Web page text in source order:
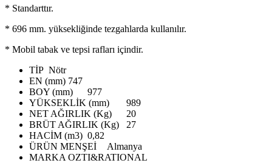
* Standarttır.
* 696 mm. yüksekliğinde tezgahlarda kullanılır.
* Mobil tabak ve tepsi rafları içindir.
TİP Nötr
EN (mm) 747
BOY (mm)
977
YÜKSEKLİK (mm)
989
NET AĞIRLIK (Kg)
20
BRÜT AĞIRLIK (Kg)
27
HACİM (m3) 0,82
ÜRÜN MENŞEİ
Almanya
MARKA OZTI&RATIONAL